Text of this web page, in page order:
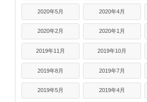
2020年5月 2020年4月
2020年2月 2020年1月
2019年11月 2019年10月
2019年8月 2019年7月
2019年5月 2019年4月